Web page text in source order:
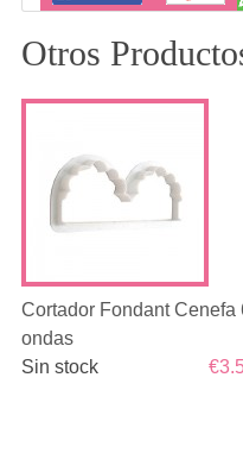
Otros
Cortador Fondant Cenefa
ondas
Sin stock